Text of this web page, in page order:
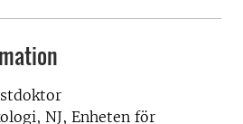
NJ, Enheten för